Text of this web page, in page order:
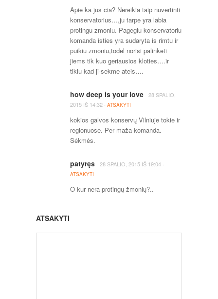
Apie ka jus cia? Nereikia taip nuvertinti
konservatorius…,ju tarpe yra labia
protingu zmoniu. Pagegiu konservatoriu
komanda isties yra sudaryta is rimtu ir
puikiu zmoniu,todel norisi palinketi
jiems tik kuo geriausios kloties….ir
tikiu kad ji-sekme ateis….
how deep is your love
28 SPALIO,
2015 IŠ 14:32 · ATSAKYTI
kokios galvos konservų Vilniuje tokie ir
regionuose. Per maža komanda.
Sėkmės.
patyręs 28 SPALIO, 2015 IŠ 19:04 ·
ATSAKYTI
O kur nera protingų žmonių?..
ATSAKYTI